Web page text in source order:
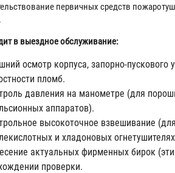
первичных средств
в выездное обслуживание:
осмотр корпуса, запорно-пускового
пломб.
давления на манометре (для
аппаратов).
высокоточное взвешивание
и хладоновых
актуальных фирменных бирок
проверки.